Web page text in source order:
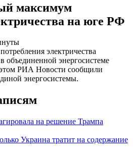
максимум
на юге РФ
электричества
объединенной энергосистеме
РИА Новости сообщили
энергосистемы.
на решение Трампа
Украина тратит на содержание